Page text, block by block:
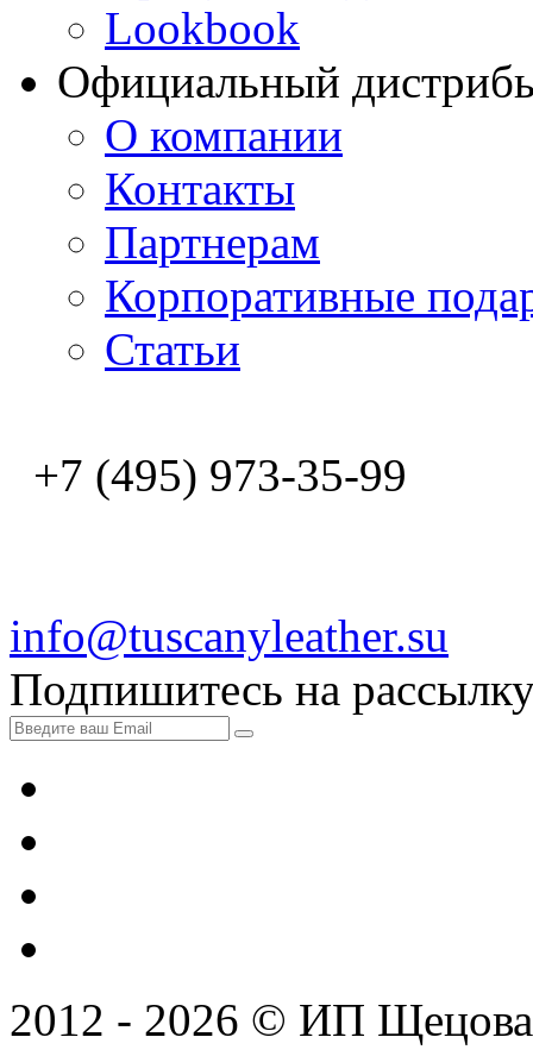
Lookbook
Официальный
О компании
Контакты
Партнерам
Корпоративные
Статьи
+7 (495) 973-35-99
info@tuscanyleather.su
Подпишитесь на
2012 - 2026 © ИП